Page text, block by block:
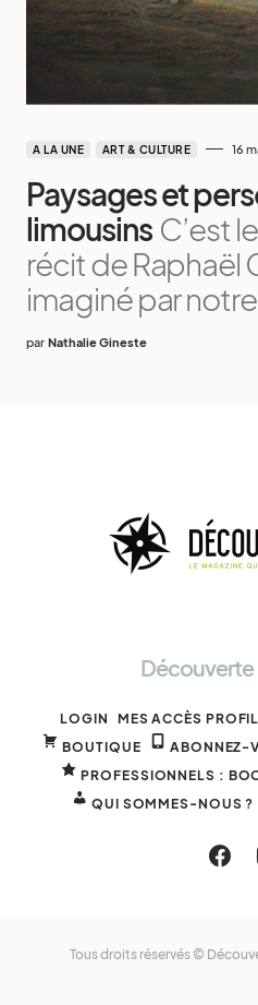
A LA UNE ART & CULTURE 16
Paysages et
limousins C’est
récit de Raphaël
imaginé par
par Nathalie Gineste
Découverte
LOGIN MES ACCÈS
BOUTIQUE
ABONNEZ-
PROFESSIONNELS :
QUI SOMMES-NOUS ?
Tous droits réservés ©